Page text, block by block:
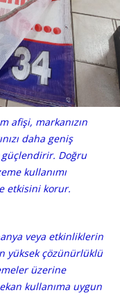
afişi, markanızın
daha geniş
güçlendirir. Doğru
kullanımı
etkisini korur.
veya etkinliklerin
yüksek çözünürlüklü
üzerine
kullanıma uygun